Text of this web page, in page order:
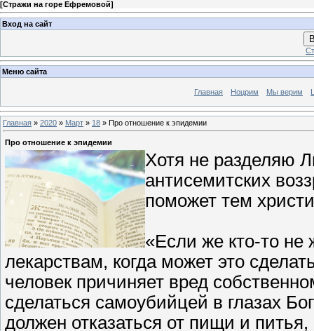
[Стражи на горе Ефремовой]
Вход на сайт
Меню сайта
Главная Ноцрим Мы верим
Главная » 2020 » Март » 18 » Про отношение к эпидемии
Про отношение к эпидемии
Хотя не разделяю
антисемитских
поможет тем
«Если же кто-то не
лекарствам, когда может это
человек причиняет вред
сделаться самоубийцей в глазах
должен отказаться от пищи и